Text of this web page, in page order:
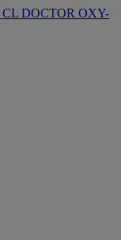
CL DOCTOR OXY-